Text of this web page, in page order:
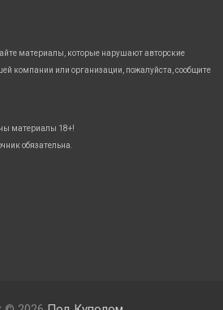
материалы, которые нарушают авторские
компании или организации, пожалуйста, сообщите
материалы 18+!
обязательна.